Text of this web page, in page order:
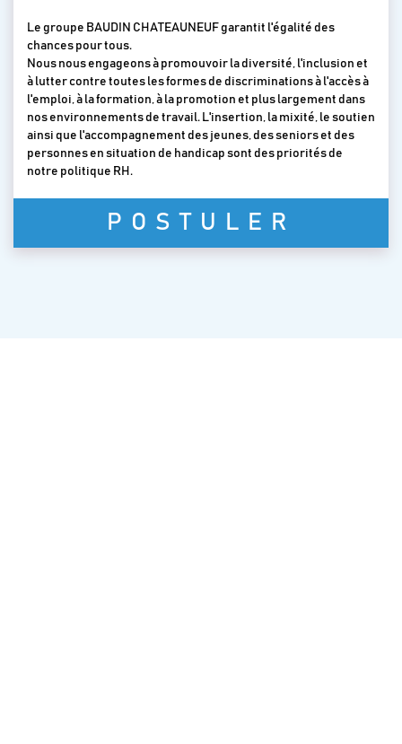
Le groupe BAUDIN CHATEAUNEUF garantit l'égalité des
chances pour tous.
Nous nous engageons à promouvoir la diversité, l'inclusion et
à lutter contre toutes les formes de discriminations à l'accès à
l'emploi, à la formation, à la promotion et plus largement dans
nos environnements de travail. L'insertion, la mixité, le soutien
ainsi que l'accompagnement des jeunes, des seniors et des
personnes en situation de handicap sont des priorités de
notre politique RH.
POSTULER